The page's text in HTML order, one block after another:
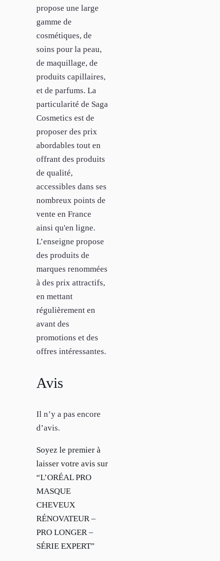
propose une large
gamme de
cosmétiques, de
soins pour la peau,
de maquillage, de
produits capillaires,
et de parfums. La
particularité de Saga
Cosmetics est de
proposer des prix
abordables tout en
offrant des produits
de qualité,
accessibles dans ses
nombreux points de
vente en France
ainsi qu'en ligne.
L’enseigne propose
des produits de
marques renommées
à des prix attractifs,
en mettant
régulièrement en
avant des
promotions et des
offres intéressantes.
Avis
Il n’y a pas encore
d’avis.
Soyez le premier à
laisser votre avis sur
“L’ORÉAL PRO
MASQUE
CHEVEUX
RÉNOVATEUR –
PRO LONGER –
SÉRIE EXPERT”